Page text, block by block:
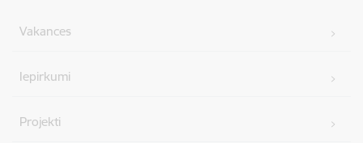
Vakances
Iepirkumi
Projekti